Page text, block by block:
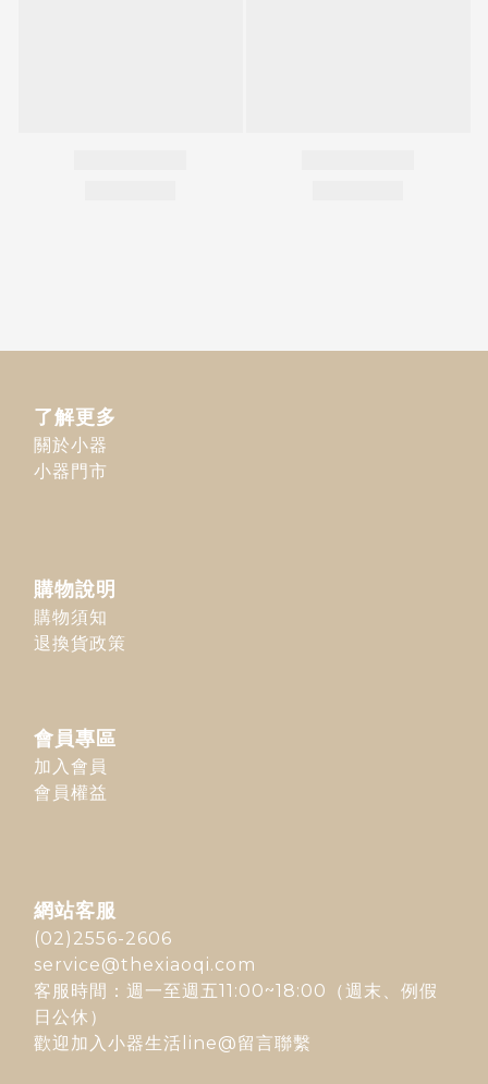
了解更多
關於小器
小器門市
購物說明
購物須知
退換貨政策
會員專區
加入會員
會員權益
網站客服
(02)2556-2606
service@thexiaoqi.com
客服時間：週一至週五11:00~18:00（週末、例假
日公休）
歡迎加入 小器生活line@留言聯繫